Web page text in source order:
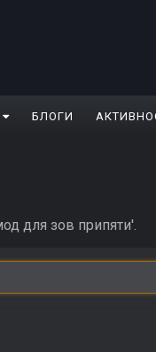
БЛОГИ
для зов припяти'.